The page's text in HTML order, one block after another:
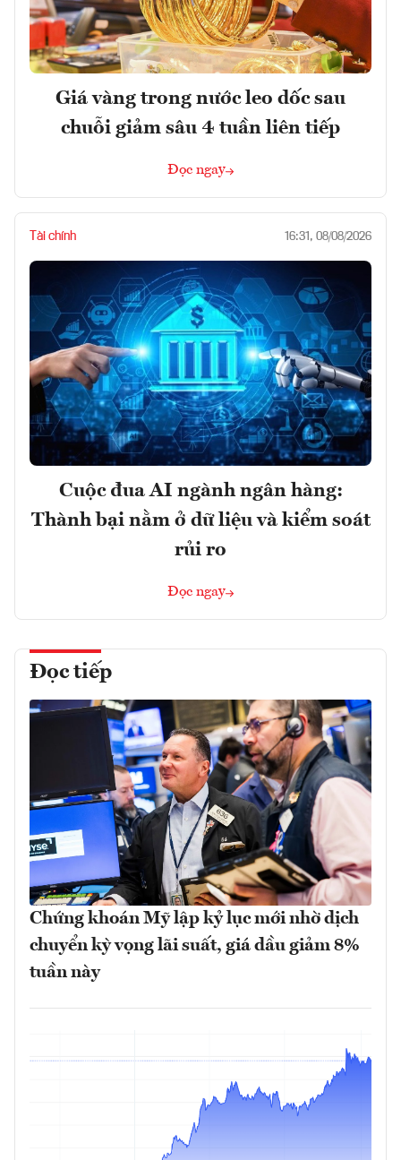
Giá vàng trong nước leo dốc sau
chuỗi giảm sâu 4 tuần liên tiếp
Đọc ngay
Tài chính 16:31, 08/08/2026
Cuộc đua AI ngành ngân hàng:
Thành bại nằm ở dữ liệu và kiểm soát
rủi ro
Đọc ngay
Đọc tiếp
Chứng khoán Mỹ lập kỷ lục mới nhờ dịch
chuyển kỳ vọng lãi suất, giá dầu giảm 8%
tuần này